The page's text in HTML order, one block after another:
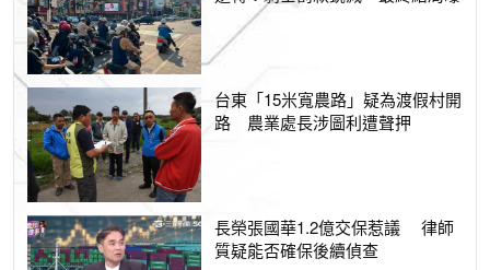
台東「15米寬農路」疑為渡假村開
路 農業處長涉圖利遭聲押
長榮張國華1.2億交保惹議 律師
質疑能否確保後續偵查